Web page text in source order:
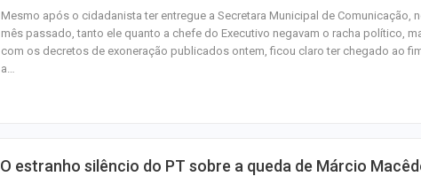
Mesmo após o cidadanista ter entregue a Secretara Municipal de Comunicação,
mês passado, tanto ele quanto a chefe do Executivo negavam o racha político,
com os decretos de exoneração publicados ontem, ficou claro ter chegado ao
a…
O estranho silêncio do PT sobre a queda de Márcio